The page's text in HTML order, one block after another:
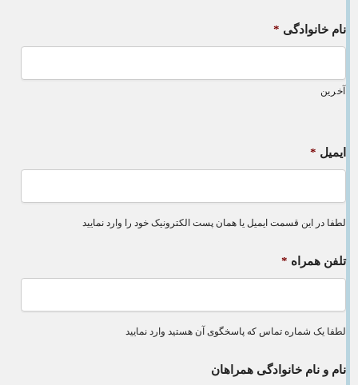
نام خانوادگی *
آخرین
ایمیل *
لطفا در این قسمت ایمیل یا همان پست الکترونیک خود را وارد نمایید
تلفن همراه *
لطفا یک شماره تماس که پاسخگوی آن هستید وارد نمایید
نام و نام خانوادگی همراهان